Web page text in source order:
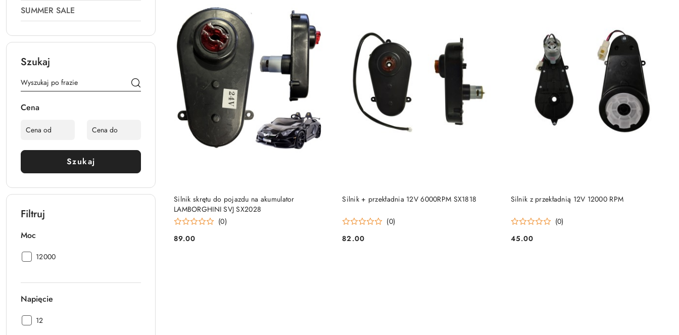
SUMMER SALE
Szukaj
Cena
Szukaj
Filtruj
Moc
Moc:
12000
Napięcie
Napięcie:
12
Silnik skrętu do pojazdu na akumulator
LAMBORGHINI SVJ SX2028
(0)
Cena:
89.00
KUP TERAZ Silnik + przekładnia 12V 6000RPM SX1818
(0)
Cena:
82.00
KUP TERAZ Silnik z przekładnią 12V 12000 RPM
(0)
Cena:
45.00
KUP TERAZ